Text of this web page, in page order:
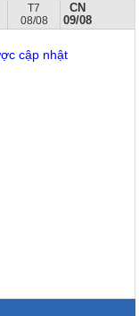
T7
08/08
CN
09/08
cập nhật